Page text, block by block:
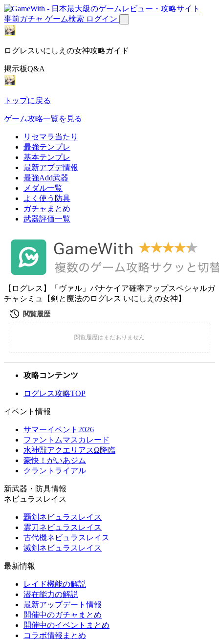
事前ガチャ ゲーム検索 ログイン
ログレスいにしえの女神攻略ガイド
掲示板Q&A
トップに戻る
ゲーム攻略一覧を見る
リセマラ当たり
最強テンプレ
基本テンプレ
最新アプデ情報
最強Add武器
メダル一覧
よく使う防具
ガチャまとめ
武器評価一覧
【ログレス】「ヴァル」パナケイア確率アップスペシャルガ
チャシミュ【剣と魔法のログレス いにしえの女神】
攻略コンテンツ
ログレス攻略TOP
イベント情報
サマーイベント2026
ファントムマスカレード
水神獣アクエリアスΩ降臨
豪快！がいあジム
クラントライアル
新武器・防具情報
ネビュラスレイス
覇剣ネビュラスレイス
霊刀ネビュラスレイス
古代機ネビュラスレイス
滅剣ネビュラスレイス
最新情報
レイド機能の解説
潜在能力の解説
最新アップデート情報
開催中のガチャまとめ
開催中のイベントまとめ
コラボ情報まとめ